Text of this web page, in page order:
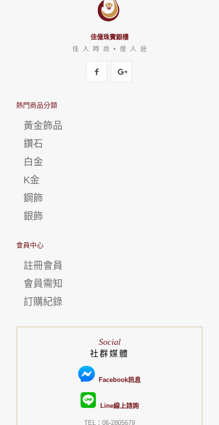
佳億珠寶銀樓
佳 人 時 尚 • 億 人 迷
熱門商品分類
黃金飾品
鑽石
白金
K金
鋼飾
銀飾
會員中心
註冊會員
會員需知
訂購紀錄
Social
社群媒體
Facebook訊息
Line線上諮詢
TEL：06-2805679